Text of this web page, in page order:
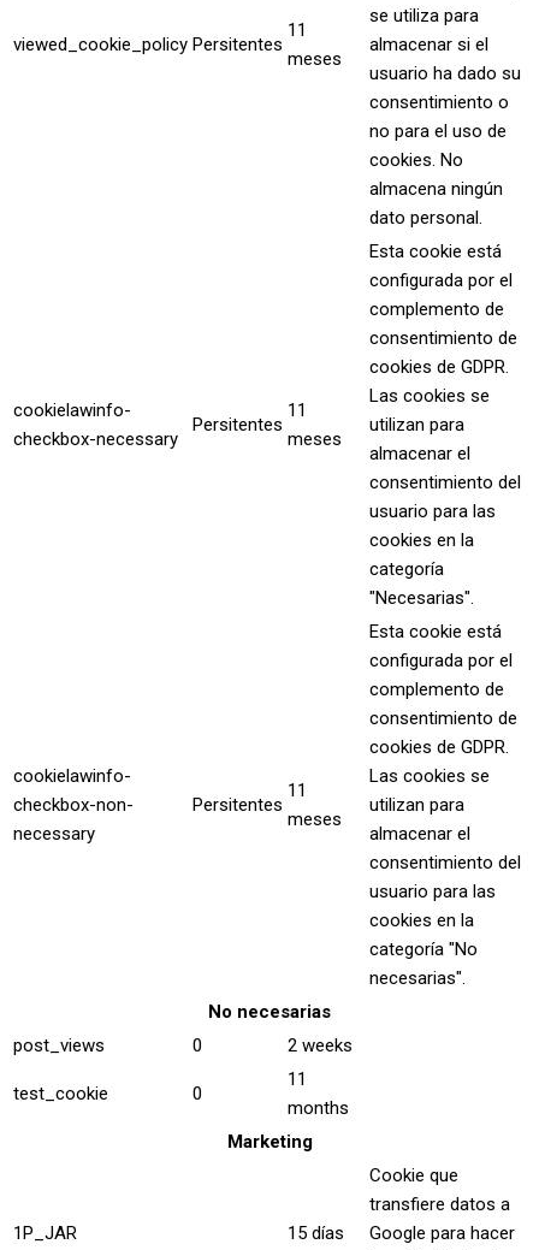
viewed_cookie_policy Persitentes
11
meses
se utiliza para
almacenar si el
usuario ha dado su
consentimiento o
no para el uso de
cookies. No
almacena ningún
dato personal.
cookielawinfo-
checkbox-necessary
Persitentes
11
meses
Esta cookie está
configurada por el
complemento de
consentimiento de
cookies de GDPR.
Las cookies se
utilizan para
almacenar el
consentimiento del
usuario para las
cookies en la
categoría
"Necesarias".
cookielawinfo-
checkbox-non-
necessary
Persitentes
11
meses
Esta cookie está
configurada por el
complemento de
consentimiento de
cookies de GDPR.
Las cookies se
utilizan para
almacenar el
consentimiento del
usuario para las
cookies en la
categoría "No
necesarias".
No necesarias
post_views
0 2 weeks
test_cookie 0
11
months
Marketing
1P_JAR 15 días
Cookie que
transfiere datos a
Google para hacer